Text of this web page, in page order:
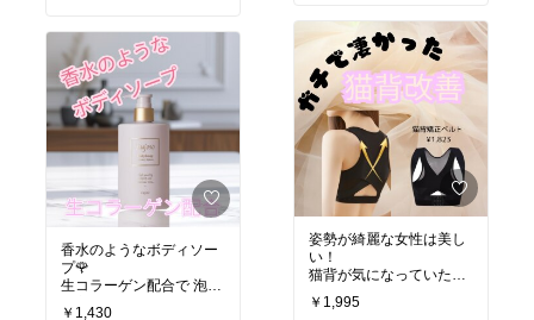
#芳香ビーズ
#ダウニー
#楽天room
香水のようなボディソー
プ🌹
生コラーゲン配合で 泡立
￥1,430
#オリジナル写真
#買ってよかった
#お試しスイーツ
#手土産
#ばら撒きスイーツ
#ブラウニー
#ガトーショコラ
#ホワイトデー
#楽天room
姿勢が綺麗な女性は美し
い！
猫背が気になっていたの
で こちらを使用したとこ
ろ
￥1,995